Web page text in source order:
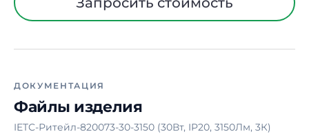
температур
Класс защиты от
I
Материал корпуса
Блок аварийного питания
ДОКУМЕНТАЦИЯ
Файлы изделия
IETC-Ритейл-820073-30-3150 (30Вт, IP20, 3150Лм, 3К)